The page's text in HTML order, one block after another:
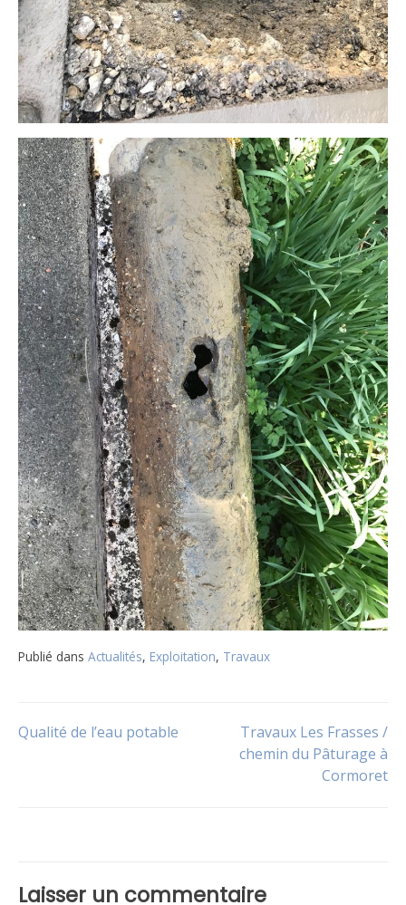
Publié dans Actualités, Exploitation, Travaux
Navigation
Qualité de l’eau potable
Travaux Les Frasses /
chemin du Pâturage à
Cormoret
Laisser un commentaire